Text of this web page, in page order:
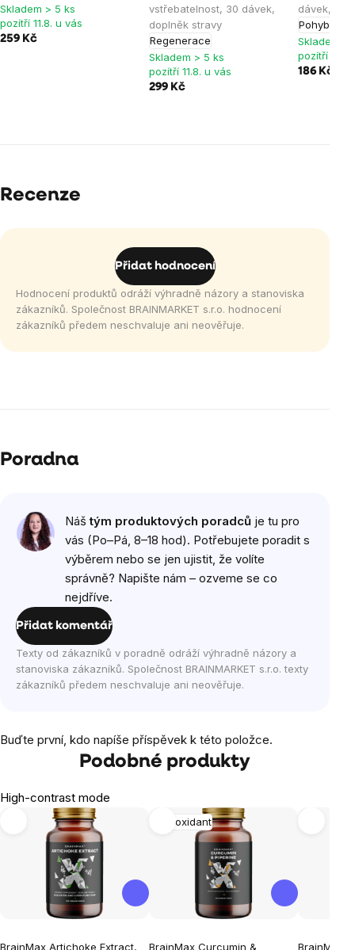
Skladem > 5 ks
pozítří 11.8. u vás
259 Kč
vstřebatelnost, 30 dávek,
doplněk stravy
Regenerace
Skladem > 5 ks
pozítří 11.8. u vás
299 Kč
dávek,
Pohybový
Skladem >
pozítří 11.8.
186 Kč
Recenze
Přidat hodnocení
Hodnocení produktů odráží výhradně názory a stanoviska
zákazníků. Společnost BRAINMARKET s.r.o. hodnocení
zákazníků předem neschvaluje ani neověřuje.
Poradna
Náštým produktových poradců je tu pro
vás (Po–Pá, 8–18 hod). Potřebujete poradit s
výběrem nebo se jen ujistit, že volíte
správně? Napište nám – ozveme se co
nejdříve.
Přidat komentář
Texty od zákazníků v poradně odráží výhradně názory a
stanoviska zákazníků. Společnost BRAINMARKET s.r.o. texty
zákazníků předem neschvaluje ani neověřuje.
Buďte první, kdo napíše příspěvek k této položce.
Podobné produkty
High-contrast mode
BrainMax Artichoke Extract,
Antioxidant
BrainMax Curcumin &
BrainMax